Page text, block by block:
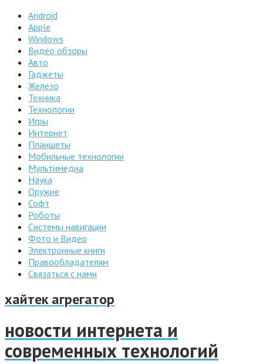
Android
Apple
Windows
Видео обзоры
Авто
Гаджеты
Железо
Техника
Технологии
Игры
Интернет
Планшеты
Мобильные технологии
Мультимедиа
Наука
Оружие
Софт
Роботы
Системы навигации
Фото и Видео
Электронные книги
Правообладателям
Связаться с нами
хайтек агрегатор
новости интернета и
современных технологий